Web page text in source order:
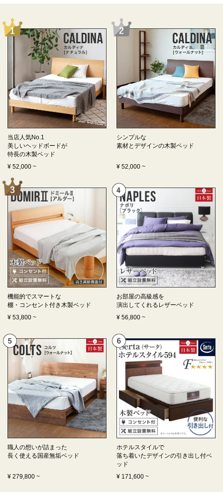
当店人気No.1
美しいヘッドボードが
特長の木製ベッド
¥ 52,000 ~
シンプルな
素材とデザインの木製ベッド
¥ 52,000 ~
機能的でスマートな
棚・コンセント付き木製ベッド
¥ 53,800 ~
お部屋の高級感を
演出してくれるレザーベッド
¥ 56,800 ~
職人の想いが詰まった
長く使える 国産無垢ベッド
¥ 279,800 ~
ホテルスタイルで
落ち着いたデザインの引き出し付ベ
ッド
¥ 171,600 ~